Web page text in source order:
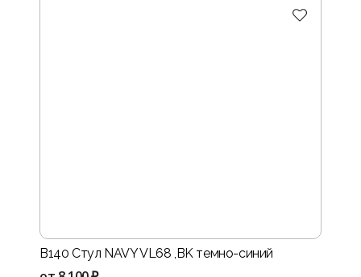
B140 Стул NAVY VL68 ,BK темно-синий